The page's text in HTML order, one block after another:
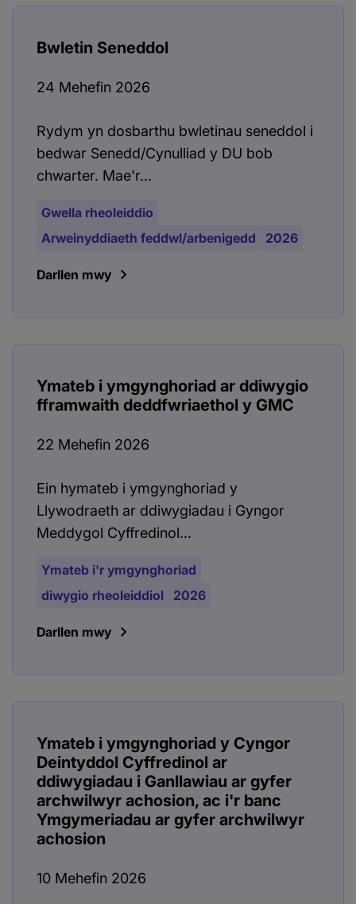
Bwletin Seneddol
24 Mehefin 2026
Rydym yn dosbarthu bwletinau seneddol i
bedwar Senedd/Cynulliad y DU bob
chwarter. Mae'r...
Gwella rheoleiddio
Arweinyddiaeth feddwl/arbenigedd
2026
Darllen mwy
Ymateb i ymgynghoriad ar ddiwygio
fframwaith deddfwriaethol y GMC
22 Mehefin 2026
Ein hymateb i ymgynghoriad y
Llywodraeth ar ddiwygiadau i Gyngor
Meddygol Cyffredinol...
Ymateb i'r ymgynghoriad
diwygio rheoleiddiol
2026
Darllen mwy
Ymateb i ymgynghoriad y Cyngor
Deintyddol Cyffredinol ar
ddiwygiadau i Ganllawiau ar gyfer
archwilwyr achosion, ac i'r banc
Ymgymeriadau ar gyfer archwilwyr
achosion
10 Mehefin 2026